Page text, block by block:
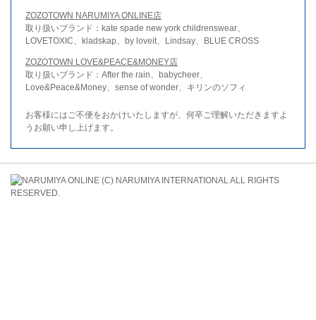
ZOZOTOWN NARUMIYA ONLINE店
取り扱いブランド：kate spade new york childrenswear、
LOVETOXIC、kladskap、by loveit、Lindsay、BLUE CROSS
ZOZOTOWN LOVE&PEACE&MONEY店
取り扱いブランド：After the rain、babycheer、
Love&Peace&Money、sense of wonder、キリンのソフィ
お客様にはご不便をおかけいたしますが、何卒ご理解いただきますよ
うお願い申し上げます。